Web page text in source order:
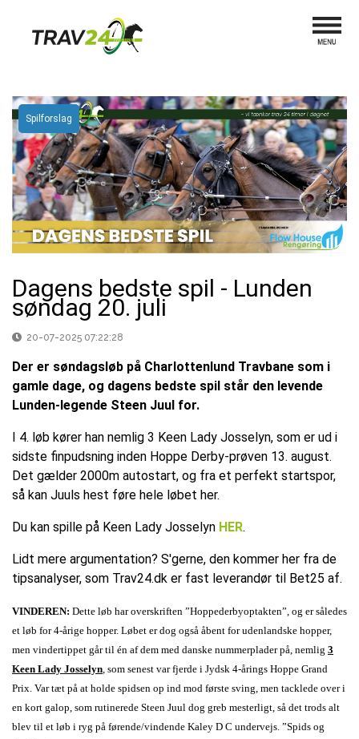
Spilforslag
Dagens bedste spil - Lunden
søndag 20. juli
20-07-2025 07:22:28
Der er søndagsløb på Charlottenlund Travbane som i
gamle dage, og dagens bedste spil står den levende
Lunden-legende Steen Juul for.
I 4. løb kører han nemlig 3 Keen Lady Josselyn, som er ud i
sidste finpudsning inden Hoppe Derby-prøven 13. august.
Det gælder 2000m autostart, og fra et perfekt startspor,
så kan Juuls hest føre hele løbet her.
Du kan spille på Keen Lady Josselyn HER.
Lidt mere argumentation? S'gerne, den kommer her fra de
tipsanalyser, som Trav24.dk er fast leverandør til Bet25 af.
VINDEREN: Dette løb har overskriften ”Hoppederbyoptakten”, og er således
et løb for 4-årige hopper. Løbet er dog også åbent for udenlandske hopper,
men vindertippet går til én af dem med danske nummerplader på, nemlig 3
Keen Lady Josselyn, som senest var fjerde i Jydsk 4-årings Hoppe Grand
Prix. Var tæt på at holde spidsen op ind mod første sving, men tacklede over i
en kort galop, som rutinerede Steen Juul dog greb mesterligt, så det trods alt
blev til et løb i ryg på førende/vindende Kaley D C undervejs. ”Spids og